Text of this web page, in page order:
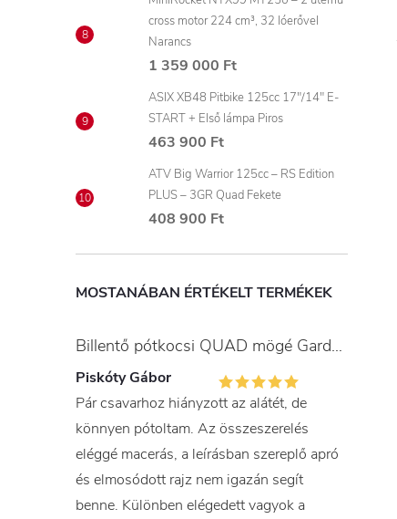
cross motor 224 cm³, 32 lóerővel
Narancs
1 359 000 Ft
ASIX XB48 Pitbike 125cc 17"/14" E-
START + Első lámpa Piros
463 900 Ft
ATV Big Warrior 125cc – RS Edition
PLUS – 3GR Quad Fekete
408 900 Ft
MOSTANÁBAN ÉRTÉKELT TERMÉKEK
Billentő pótkocsi QUAD mögé Gardner
Piskóty Gábor
Pár csavarhoz hiányzott az alátét, de
könnyen pótoltam. Az összeszerelés
eléggé macerás, a leírásban szereplő apró
és elmosódott rajz nem igazán segít
benne. Különben elégedett vagyok a